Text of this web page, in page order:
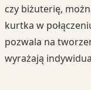
czy biżuterię,
kurtka w
pozwala na
wyrażają